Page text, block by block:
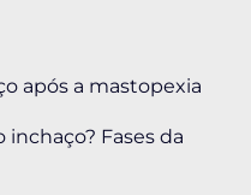
após a mastopexia
Fases da